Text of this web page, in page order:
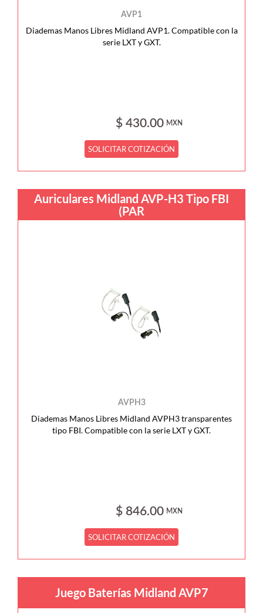
AVP1
Diademas Manos Libres Midland AVP1. Compatible con la
serie LXT y GXT.
$ 430.00 MXN
SOLICITAR COTIZACIÓN
Auriculares Midland AVP-H3 Tipo FBI
(PAR
AVPH3
Diademas Manos Libres Midland AVPH3 transparentes
tipo FBI. Compatible con la serie LXT y GXT.
$ 846.00 MXN
SOLICITAR COTIZACIÓN
Juego Baterías Midland AVP7